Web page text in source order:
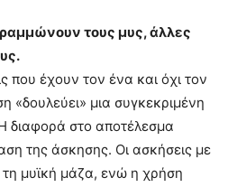
τους μυς, άλλες
που έχουν τον ένα και όχι τον
«δουλεύει» μια συγκεκριμένη
διαφορά στο αποτέλεσμα
της άσκησης. Οι ασκήσεις με
μυϊκή μάζα, ενώ η χρήση